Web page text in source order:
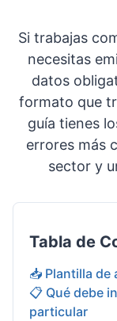
Si trabajas
necesitas
datos
formato que
guía tienes
errores más
sector y
Tabla de
📥 Plantilla de
📋 Qué debe
particular